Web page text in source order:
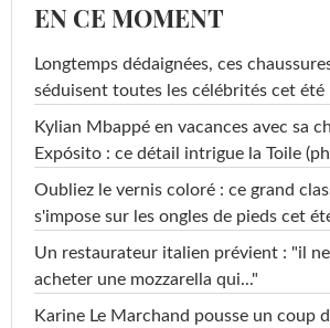
EN CE MOMENT
Longtemps dédaignées, ces
séduisent toutes les célébrités cet été
Kylian Mbappé en vacances avec sa
Expósito : ce détail intrigue la Toile
Oubliez le vernis coloré : ce grand
s'impose sur les ongles de pieds cet
Un restaurateur italien prévient : "il
acheter une mozzarella qui..."
Karine Le Marchand pousse un coup